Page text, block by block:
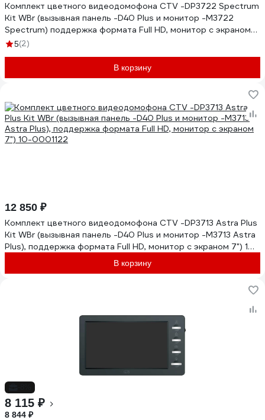
Комплект цветного видеодомофона CTV -DP3722 Spectrum
Kit WBr (вызывная панель -D40 Plus и монитор -M3722
Spectrum) поддержка формата Full HD, монитор с экраном
7") 10-0001126
5(2)
В корзину
12 850 ₽
Комплект цветного видеодомофона CTV -DP3713 Astra Plus
Kit WBr (вызывная панель -D40 Plus и монитор -M3713 Astra
Plus), поддержка формата Full HD, монитор с экраном 7") 10-
В корзину
8 115 ₽
8 844 ₽